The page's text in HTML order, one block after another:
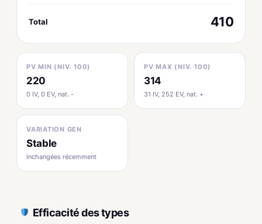
Total 410
PV MIN (NIV. 100)
220
0 IV, 0 EV, nat. -
PV MAX (NIV. 100)
314
31 IV, 252 EV, nat. +
VARIATION GEN
Stable
Inchangées récemment
Efficacité des types